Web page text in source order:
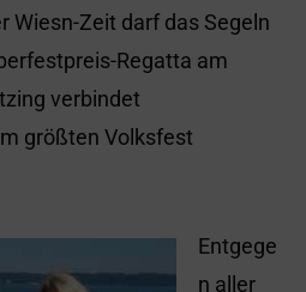
Wiesn-Zeit darf das Segeln
Regatta am
verbindet
größten Volksfest
Entgege
n aller